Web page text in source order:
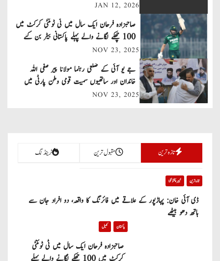
a
v
i
g
a
o
n
JAN 12, 2026
صاحبزادہ فرحان ایک سال میں ٹی ٹوئنٹی کرکٹ میں
100 چھکے لگانے والے پہلے پاکستانی بیٹر بن گئے
NOV 23, 2025
جے یو آئی کے ضلعی رہنما مولانا پیر صفی اللہ
خاندان اور ساتھیوں سمیت قومی وطن پارٹی میں
شامل
NOV 23, 2025
تازہ ترین مقبول ترین ٹرینڈنگ
تازہ ترین خیبر پختونخوا
ڈی آئی خان: پہاڑپور کے علاقے میں فائرنگ کا واقعہ، دو افراد جان سے
ہاتھ دھو بیٹھے
پاکستان کھیل
صاحبزادہ فرحان ایک سال میں ٹی ٹوئنٹی